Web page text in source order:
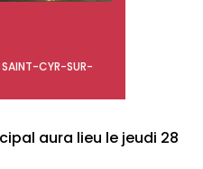
CYR-SUR-
aura lieu le jeudi 28